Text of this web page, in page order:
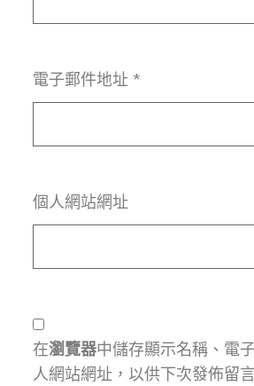
電子郵件地址 *
個人網站網址
在瀏覽器中儲存顯示名稱、電
人網站網址，以供下次發佈留